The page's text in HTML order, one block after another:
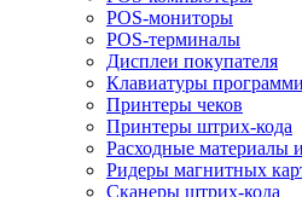
POS-мониторы
POS-терминалы
Дисплеи покупателя
Клавиатуры
Принтеры чеков
Принтеры штрих-кода
Расходные материалы
Ридеры магнитных
Сканеры штрих-кода